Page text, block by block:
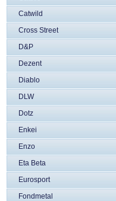
Catwild
Cross Street
D&P
Dezent
Diablo
DLW
Dotz
Enkei
Enzo
Eta Beta
Eurosport
Fondmetal